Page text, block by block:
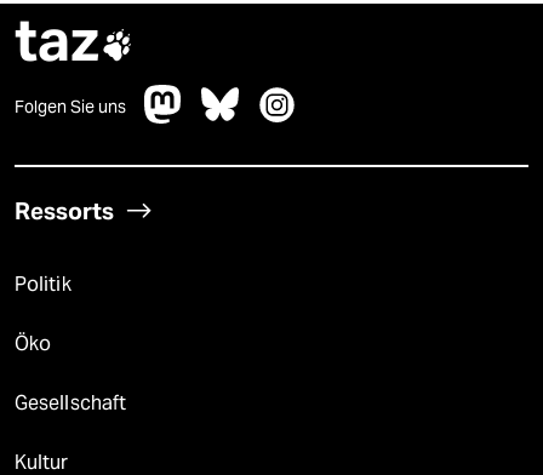
taz
Folgen Sie uns
Ressorts
Politik
Öko
Gesellschaft
Kultur